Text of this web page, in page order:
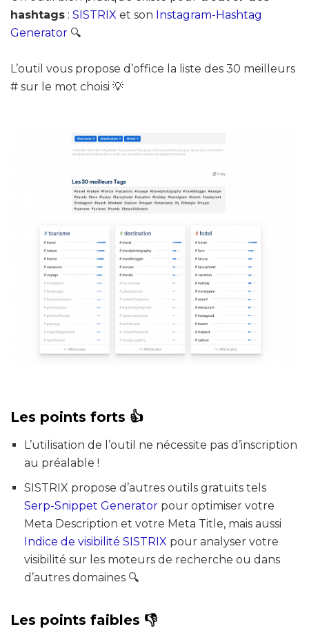
hashtags : SISTRIX et son Instagram-Hashtag
Generator 🔍
L’outil vous propose d’office la liste des 30 meilleurs
# sur le mot choisi 💡
Les points forts 👍
L’utilisation de l’outil ne nécessite pas d’inscription
au préalable !
SISTRIX propose d’autres outils gratuits tels
Serp-Snippet Generator pour optimiser votre
Meta Description et votre Meta Title, mais aussi
Indice de visibilité SISTRIX pour analyser votre
visibilité sur les moteurs de recherche ou dans
d’autres domaines 🔍
Les points faibles 👎